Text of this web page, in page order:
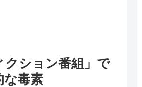
クション番組」で
な毒素